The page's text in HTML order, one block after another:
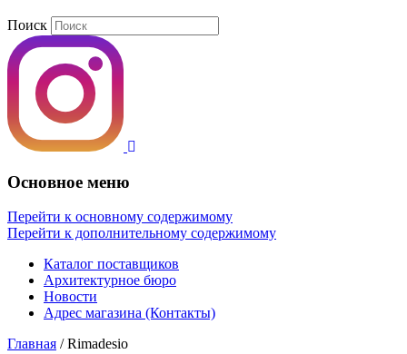
Поиск
Основное меню
Перейти к основному содержимому
Перейти к дополнительному содержимому
Каталог поставщиков
Архитектурное бюро
Новости
Адрес магазина (Контакты)
Главная / Rimadesio